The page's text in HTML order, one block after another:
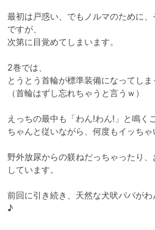
最初は戸惑い、でもノルマのために
ですが、
次第に目覚めてしまいます。
2巻では、
とうとう首輪が標準装備になってしま
（首輪はずし忘れちゃうと言うｗ）
えっちの最中も「わん!わん!」と鳴く
ちゃんと従いながら、何度もイッちゃ
野外放尿からの躾ねだっちゃったり
しています。
前回に引き続き、天然な犬吠パパが
♪